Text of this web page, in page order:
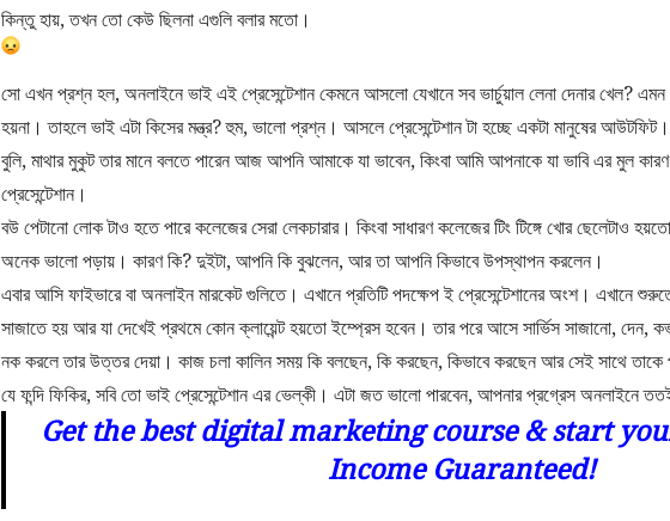
কিন্তু হায়, তখন তো কেউ ছিলনা এগুলি বলার মতো।
সো এখন প্রশ্ন হল, অনলাইনে ভাই এই প্রেসেন্টেশান কেমনে আসলো যেখানে সব ভার্চুয়াল লেনা দেনার খেল?
হয়না। তাহলে ভাই এটা কিসের মন্ত্র? হুম, ভালো প্রশ্ন। আসলে প্রেসেন্টেশান টা হচ্ছে একটা মানুষের
বুলি, মাথার মুকুট তার মানে বলতে পারেন আজ আপনি আমাকে যা ভাবেন, কিংবা আমি আপনাকে যা ভাবি এর মুল
প্রেসেন্টেশান।
বউ পেটানো লোক টাও হতে পারে কলেজের সেরা লেকচারার। কিংবা সাধারণ কলেজের টিং টিঙ্গে খোর ছেলেটাও
অনেক ভালো পড়ায়। কারণ কি? দুইটা, আপনি কি বুঝলেন, আর তা আপনি কিভাবে উপস্থাপন করলেন।
এবার আসি ফাইভারে বা অনলাইন মারকেট গুলিতে। এখানে প্রতিটি পদক্ষেপ ই প্রেসেন্টেশানের অংশ। এখানে
সাজাতে হয় আর যা দেখেই প্রথমে কোন ক্লায়েন্ট হয়তো ইম্প্রেস হবেন। তার পরে আসে সার্ভিস সাজানো, দেন,
নক করলে তার উত্তর দেয়া। কাজ চলা কালিন সময় কি বলছেন, কি করছেন, কিভাবে করছেন আর সেই সাথে তাকে
যে ফন্দি ফিকির, সবি তো ভাই প্রেসেন্টেশান এর ভেল্কী। এটা জত ভালো পারবেন, আপনার প্রগ্রেস অনলাইনে
Get the best digital marketing course & start
Income Guaranteed!